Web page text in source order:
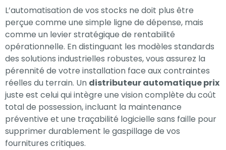
L’automatisation de vos stocks ne doit plus être
perçue comme une simple ligne de dépense, mais
comme un levier stratégique de rentabilité
opérationnelle. En distinguant les modèles standards
des solutions industrielles robustes, vous assurez la
pérennité de votre installation face aux contraintes
réelles du terrain. Un distributeur automatique prix
juste est celui qui intègre une vision complète du coût
total de possession, incluant la maintenance
préventive et une traçabilité logicielle sans faille pour
supprimer durablement le gaspillage de vos
fournitures critiques.